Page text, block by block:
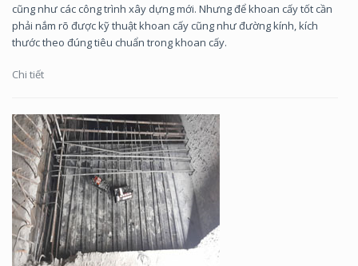
cũng như các công trình xây dựng mới. Nhưng để khoan cấy tốt cần
phải nắm rõ được kỹ thuật khoan cấy cũng như đường kính, kích
thước theo đúng tiêu chuẩn trong khoan cấy.
Chi tiết